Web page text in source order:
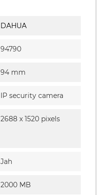
DAHUA
94790
94 mm
IP security camera
2688 x 1520 pixels
Jah
2000 MB